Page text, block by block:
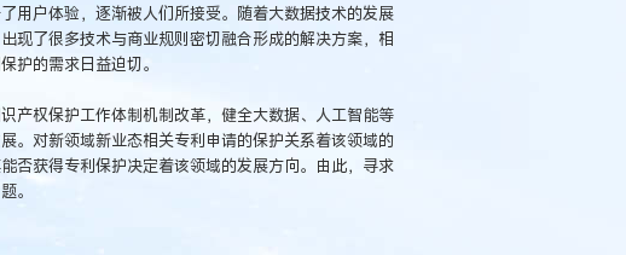
用户体验，逐渐被人们所接受。随着大数据技术的发展
现了很多技术与商业规则密切融合形成的解决方案，相
护的需求日益迫切。
产权保护工作体制机制改革，健全大数据、人工智能等
。对新领域新业态相关专利申请的保护关系着该领域的
否获得专利保护决定着该领域的发展方向。由此，寻求
。